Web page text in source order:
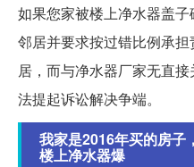
如果您家被楼上净水器盖
邻居并要求按过错比例承
居，而与净水器厂家无直
法提起诉讼解决争端。
我家是2016年买的房子
楼上净水器爆